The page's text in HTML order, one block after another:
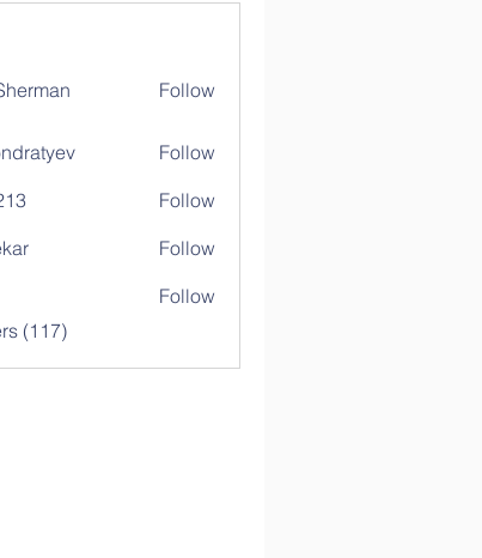
Follow
Follow
Follow
Follow
Follow
(117)